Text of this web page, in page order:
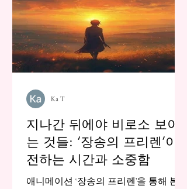
지나간 뒤에야 비로소 보이
는 것들: ‘장송의 프리렌’이
전하는 시간과 소중함
애니메이션 ‘장송의 프리렌’을 통해 본
Ka T